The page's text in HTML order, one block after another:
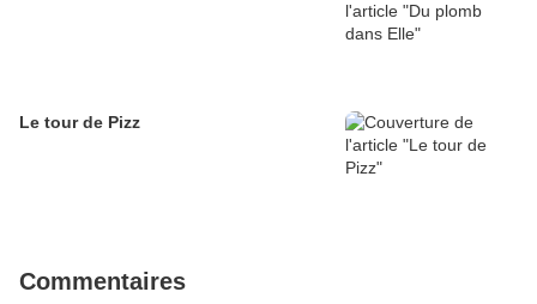
Le tour de Pizz
Commentaires